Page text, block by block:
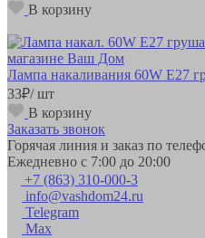
В корзину
Лампа накаливания 60W E27
33₽/ шт
В корзину
Заказать звонок
Горячая линия и заказ по
Ежедневно с 7:00 до 20:00
+7 (863) 310-000-3
info@vashdom24.ru
Telegram
Max